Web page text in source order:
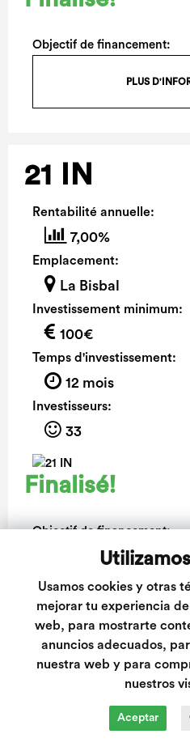
Usamos cookies y otras
mejorar tu experiencia
web, para mostrarte
anuncios adecuados,
nuestra web y para
nuestros
Aceptar
Objectif de financement:
PLUS
21 IN
Rentabilité annuelle:
7,00%
Emplacement:
La Bisbal
Investissement minimum:
100€
Temps d'investissement:
12 mois
Investisseurs:
33
Finalisé!
Objectif de financement:
PLUS